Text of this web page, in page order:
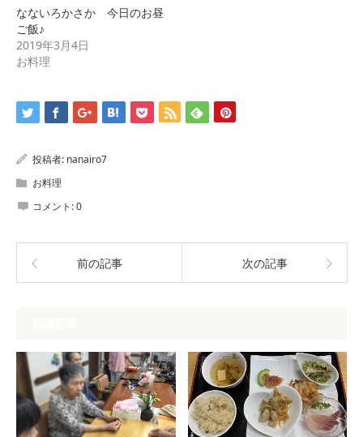
ウ
で
き
ま
す)
い
(新
い
ウ
開
き
ま
なないろかさか 今日のお昼
ご飯♪
2019年3月4日
お料理
投稿者: nanairo7
お料理
コメント:0
前の記事 次の記事